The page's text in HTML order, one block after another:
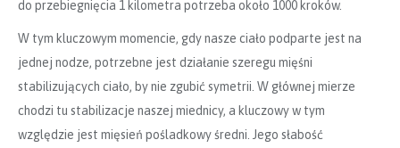
do przebiegnięcia 1 kilometra potrzeba około 1000 kroków.
W tym kluczowym momencie, gdy nasze ciało podparte jest na
jednej nodze, potrzebne jest działanie szeregu mięśni
stabilizujących ciało, by nie zgubić symetrii. W głównej mierze
chodzi tu stabilizacje naszej miednicy, a kluczowy w tym
względzie jest mięsień pośladkowy średni. Jego słabość